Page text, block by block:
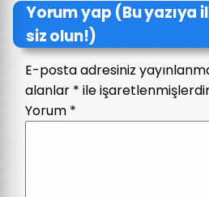
Yorum yap (Bu yazıya
siz olun!)
E-posta adresiniz
alanlar * ile
Yorum *